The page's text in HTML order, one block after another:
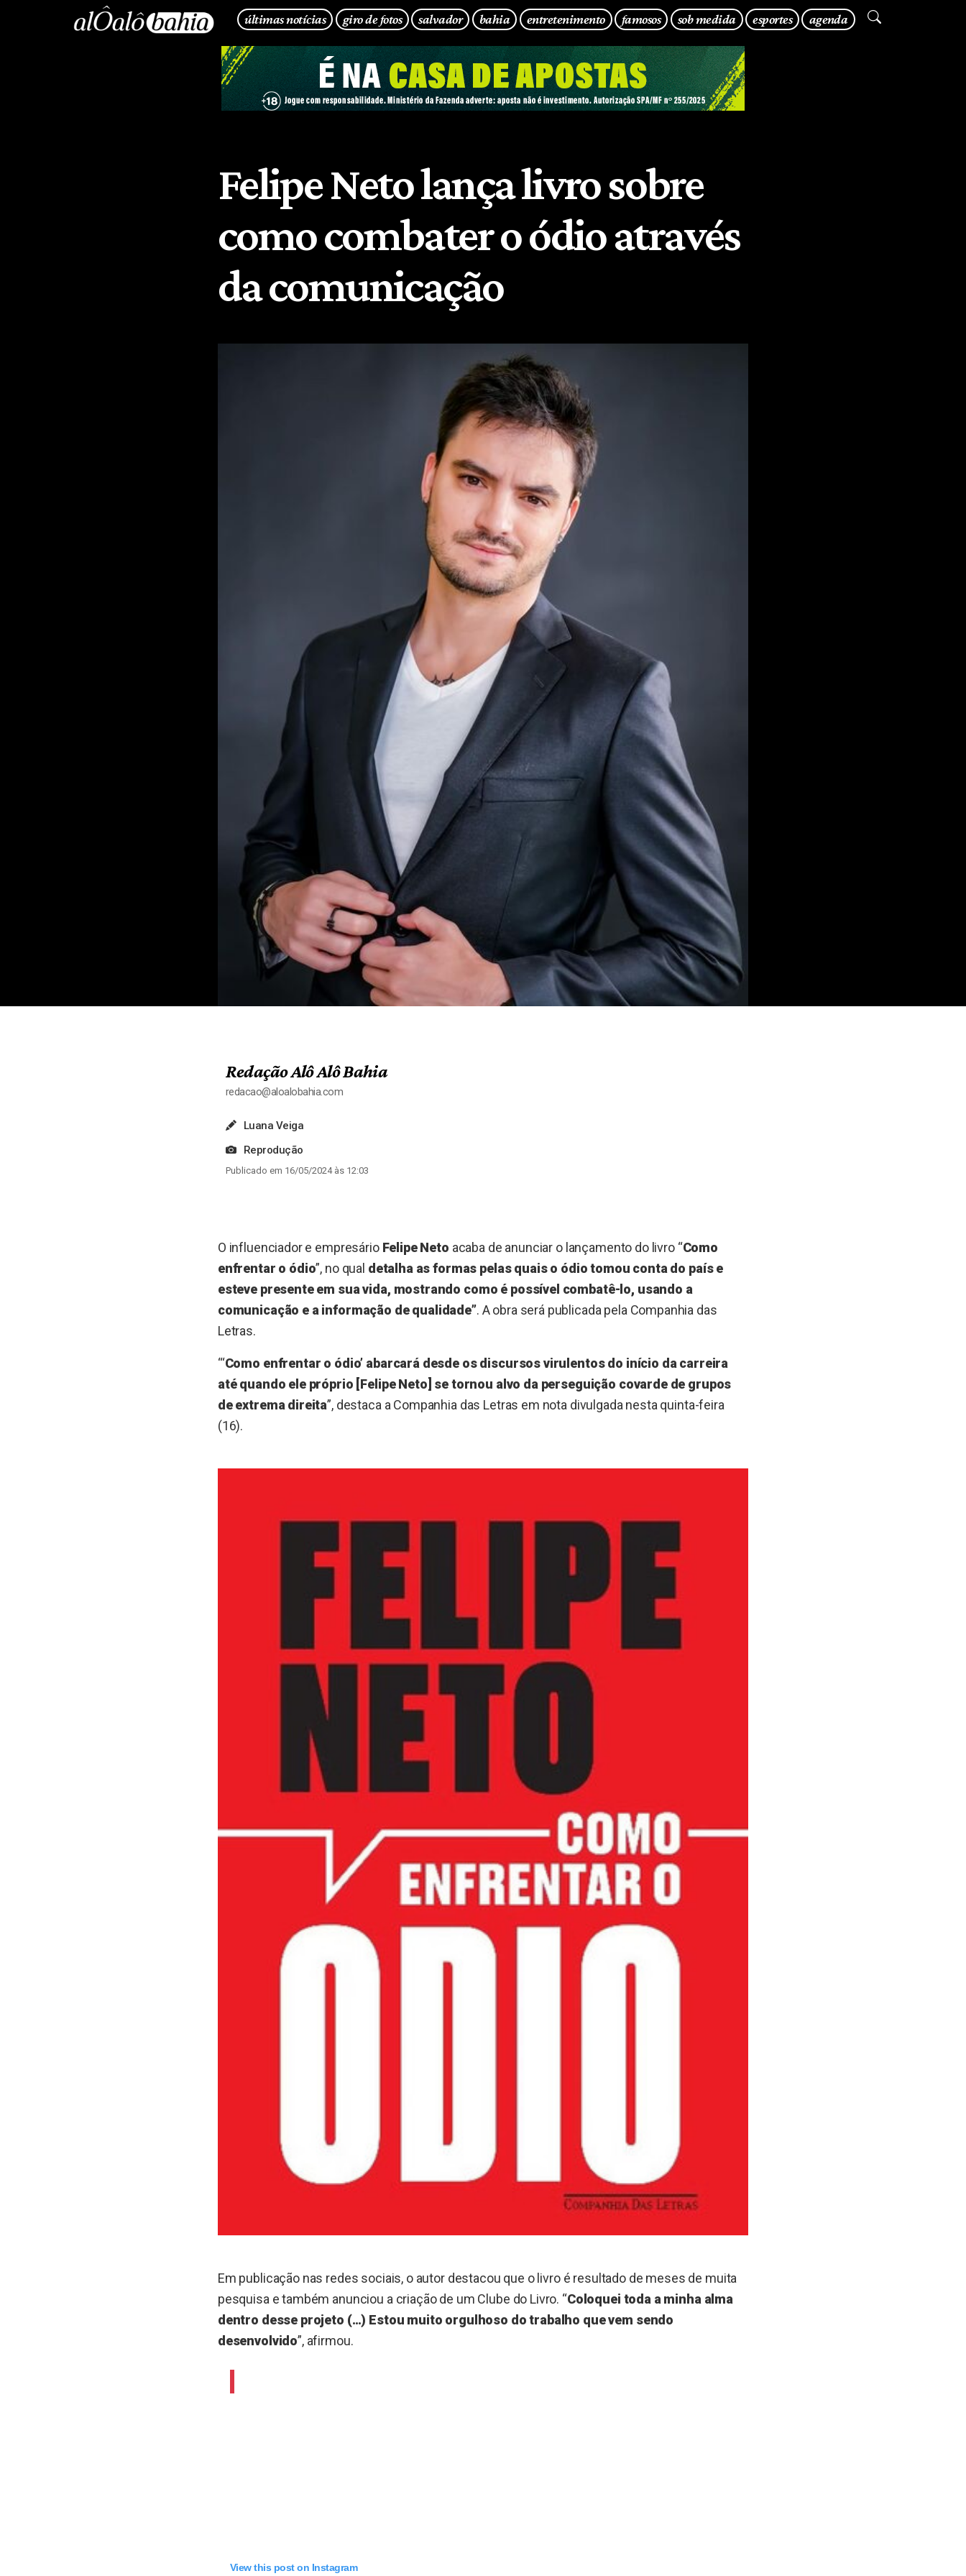
últimas notícias giro de fotos salvador bahia entretenimento famosos sob medida esportes agenda
Felipe Neto lança livro sobre
como combater o ódio através
da comunicação
Redação Alô Alô Bahia
redacao@aloalobahia.com
Luana Veiga
Reprodução
Publicado em 16/05/2024 às 12:03
O influenciador e empresário Felipe Neto acaba de anunciar o lançamento do livro “Como
enfrentar o ódio”, no qual detalha as formas pelas quais o ódio tomou conta do país e
esteve presente em sua vida, mostrando como é possível combatê-lo, usando a
comunicação e a informação de qualidade”. A obra será publicada pela Companhia das
Letras.
“‘Como enfrentar o ódio’ abarcará desde os discursos virulentos do início da carreira
até quando ele próprio [Felipe Neto] se tornou alvo da perseguição covarde de grupos
de extrema direita”, destaca a Companhia das Letras em nota divulgada nesta quinta-feira
(16).
Em publicação nas redes sociais, o autor destacou que o livro é resultado de meses de muita
pesquisa e também anunciou a criação de um Clube do Livro. “Coloquei toda a minha alma
dentro desse projeto (…) Estou muito orgulhoso do trabalho que vem sendo
desenvolvido”, afirmou.
View this post on Instagram